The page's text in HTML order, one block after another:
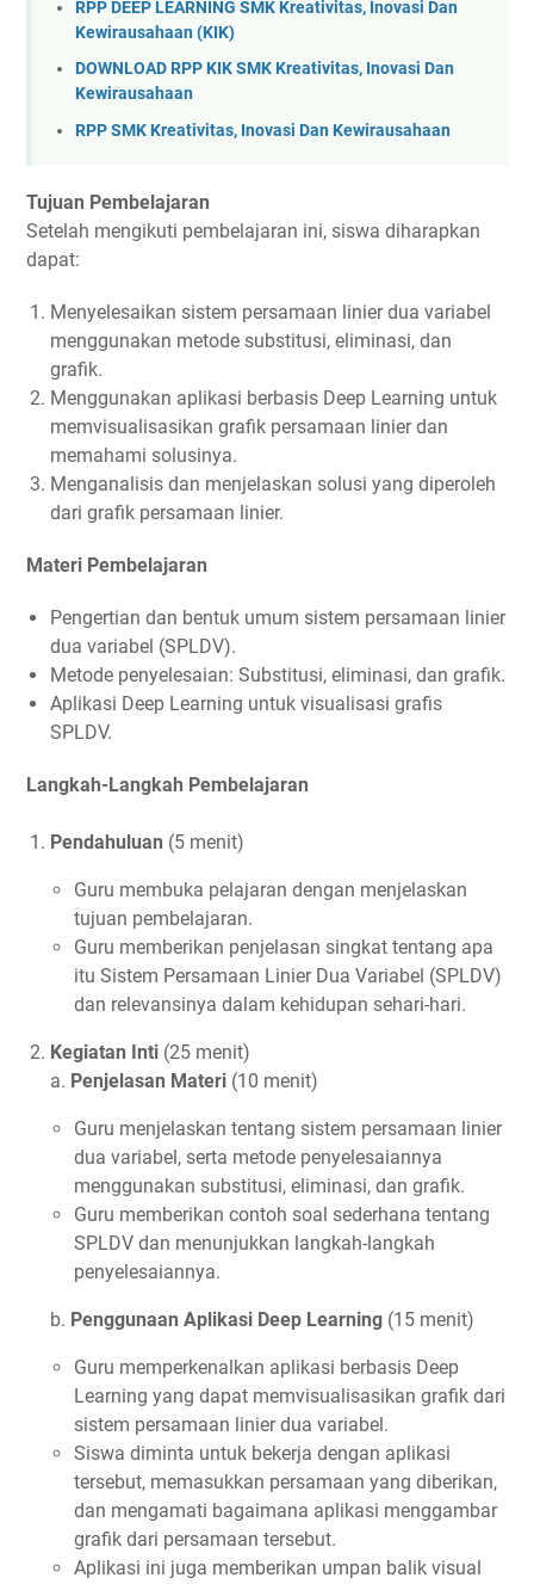
RPP DEEP LEARNING SMK Kreativitas, Inovasi Dan
Kewirausahaan (KIK)
DOWNLOAD RPP KIK SMK Kreativitas, Inovasi Dan
Kewirausahaan
RPP SMK Kreativitas, Inovasi Dan Kewirausahaan
Tujuan Pembelajaran
Setelah mengikuti pembelajaran ini, siswa diharapkan
dapat:
Menyelesaikan sistem persamaan linier dua variabel
menggunakan metode substitusi, eliminasi, dan
grafik.
Menggunakan aplikasi berbasis Deep Learning untuk
memvisualisasikan grafik persamaan linier dan
memahami solusinya.
Menganalisis dan menjelaskan solusi yang diperoleh
dari grafik persamaan linier.
Materi Pembelajaran
Pengertian dan bentuk umum sistem persamaan linier
dua variabel (SPLDV).
Metode penyelesaian: Substitusi, eliminasi, dan grafik.
Aplikasi Deep Learning untuk visualisasi grafis
SPLDV.
Langkah-Langkah Pembelajaran
Pendahuluan (5 menit)
Guru membuka pelajaran dengan menjelaskan
tujuan pembelajaran.
Guru memberikan penjelasan singkat tentang apa
itu Sistem Persamaan Linier Dua Variabel (SPLDV)
dan relevansinya dalam kehidupan sehari-hari.
Kegiatan Inti (25 menit)
a. Penjelasan Materi (10 menit)
Guru menjelaskan tentang sistem persamaan linier
dua variabel, serta metode penyelesaiannya
menggunakan substitusi, eliminasi, dan grafik.
Guru memberikan contoh soal sederhana tentang
SPLDV dan menunjukkan langkah-langkah
penyelesaiannya.
b. Penggunaan Aplikasi Deep Learning (15 menit)
Guru memperkenalkan aplikasi berbasis Deep
Learning yang dapat memvisualisasikan grafik dari
sistem persamaan linier dua variabel.
Siswa diminta untuk bekerja dengan aplikasi
tersebut, memasukkan persamaan yang diberikan,
dan mengamati bagaimana aplikasi menggambar
grafik dari persamaan tersebut.
Aplikasi ini juga memberikan umpan balik visual